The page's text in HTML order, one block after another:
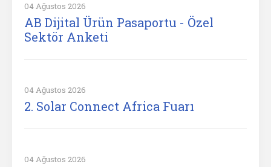
04 Ağustos 2026
AB Dijital Ürün Pasaportu - Özel
Sektör Anketi
04 Ağustos 2026
2. Solar Connect Africa Fuarı
04 Ağustos 2026